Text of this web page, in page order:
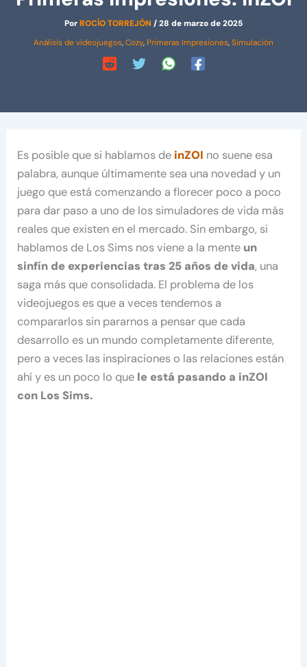
PorROCÍO TORREJÓN /28 de marzo de 2025
Análisis de videojuegos,Cozy, Primeras Impresiones,Simulación
Es posible que si hablamos deinZOI no suene esa
palabra, aunque últimamente sea una novedad y un
juego que está comenzando a florecer poco a poco
para dar paso a uno de los simuladores de vida más
reales que existen en el mercado. Sin embargo, si
hablamos de Los Sims nos viene a la mente un
sinfín de experiencias tras 25 años de vida, una
saga más que consolidada. El problema de los
videojuegos es que a veces tendemos a
compararlos sin pararnos a pensar que cada
desarrollo es un mundo completamente diferente,
pero a veces las inspiraciones o las relaciones están
ahí y es un poco lo que le está pasando a inZOI
con Los Sims.